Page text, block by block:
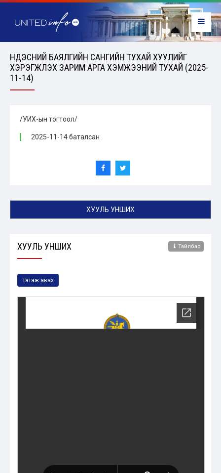
ҮНДЭСНИЙ БАЯЛГИЙН САНГИЙН ТУХАЙ ХУУЛИЙГ
ХЭРЭГЖҮҮЛЭХ ЗАРИМ АРГА ХЭМЖЭЭНИЙ ТУХАЙ (2025-
11-14)
/УИХ-ын тогтоол/
2025-11-14 баталсан
ХУУЛЬ УНШИХ
ХУУЛЬ УНШИХ Тайлбар
Татаж авах